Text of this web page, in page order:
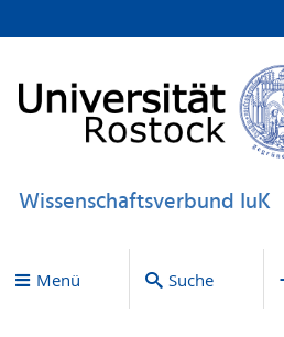
Wissenschaftsverbund IuK
Menü Suche